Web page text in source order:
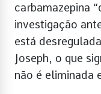
carbamazepina
investigação
está
Joseph, o que
não é eliminada